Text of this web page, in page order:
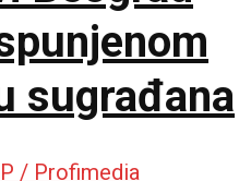
sugrađana